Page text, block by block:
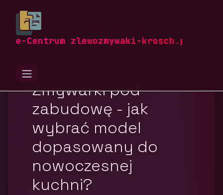
e-Centrum zlewozmywaki-krosch.pl
zlewozmywaki-krosch.pl
Zmywarki pod
zabudowę - jak
wybrać model
dopasowany do
nowoczesnej
kuchni?